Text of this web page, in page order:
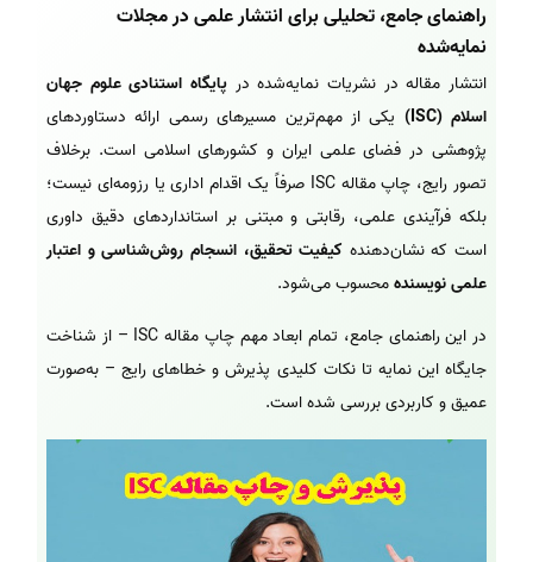
راهنمای جامع، تحلیلی برای انتشار علمی در مجلات
نمایه‌شده
انتشار مقاله در نشریات نمایه‌شده در پایگاه استنادی علوم جهان
اسلام (ISC)
یکی از مهم‌ترین مسیرهای رسمی ارائه دستاوردهای
پژوهشی در فضای علمی ایران و کشورهای اسلامی است. برخلاف
تصور رایج، چاپ مقاله ISC صرفاً یک اقدام اداری یا رزومه‌ای نیست؛
بلکه فرآیندی علمی، رقابتی و مبتنی بر استانداردهای دقیق داوری
است که نشان‌دهنده کیفیت تحقیق، انسجام روش‌شناسی و اعتبار
علمی نویسندهمحسوب می‌شود.
در این راهنمای جامع، تمام ابعاد مهم چاپ مقاله ISC – از شناخت
جایگاه این نمایه تا نکات کلیدی پذیرش و خطاهای رایج – به‌صورت
عمیق و کاربردی بررسی شده است.